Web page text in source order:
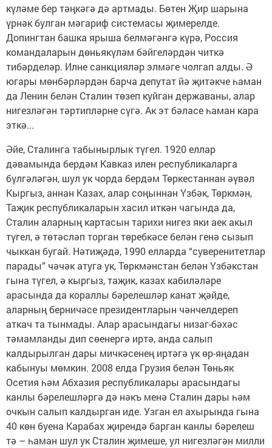
күләме бер тәңкәгә дә артмады. Бөтен Җир шарына
үрнәк булган мәгариф системасы җимерелде.
Допингтан башка ярыша белмәгәнгә күрә, Россия
командаларын дөньякүләм бәйгеләрдән читкә
тибәрделәр. Илне санкцияләр элмәге чолгап алды. Ә
югары мөнбәрләрдән барча депутат йә җитәкче һаман
да Ленин белән Сталин төзеп куйган державаны, алар
нигезләгән тәртипләрне сүгә. Ак эт бәласе һаман кара
эткә...
Әйе, Сталинга табынырлык түгел. 1920 еллар
дәвамында бердәм Кавказ илен республикаларга
бүлгәләгән, шул ук чорда бердәм Төркестаннан әүвәл
Кыр­гыз, аннан Казах, алар соңыннан Үзбәк, Төркмән,
Таҗик респуб­ликаларын хасил иткән чагында да,
Сталин аларның картасын тарихи нигез яки аек акыл
түгел, ә төтәсләп торган төребкәсе белән генә сызып
чыккан бугай. Нәтиҗәдә, 1990 елларда “суверенитетлар
парады” чәчәк атуга ук, Төркмәнстан белән Үзбәкстан
гына түгел, ә кыргыз, таҗик, казах кабиләләре
арасында да кораллы бәрелешләр канат җәйде,
аларның берничәсе президентларын чәнчелдереп
аткач та тынмады. Алар арасындагы низаг-бәхәс
тәмамланды дип сөенергә иртә, анда салып
калдырылган дары мичкәсенең иртәгә үк өр-яңадан
кабынуы мөмкин. 2008 елда Грузия белән Төньяк
Осетия һәм Абхазия республикалары арасындагы
канлы бәрелешләргә дә нәкъ менә Сталин дары һәм
очкын салып калдырган иде. Узган ел ахырында гына
40 көн буена Карабах җирендә барган канлы бәрелеш
тә – һаман шул ук Сталин җимеше, ул нигезләгән милли